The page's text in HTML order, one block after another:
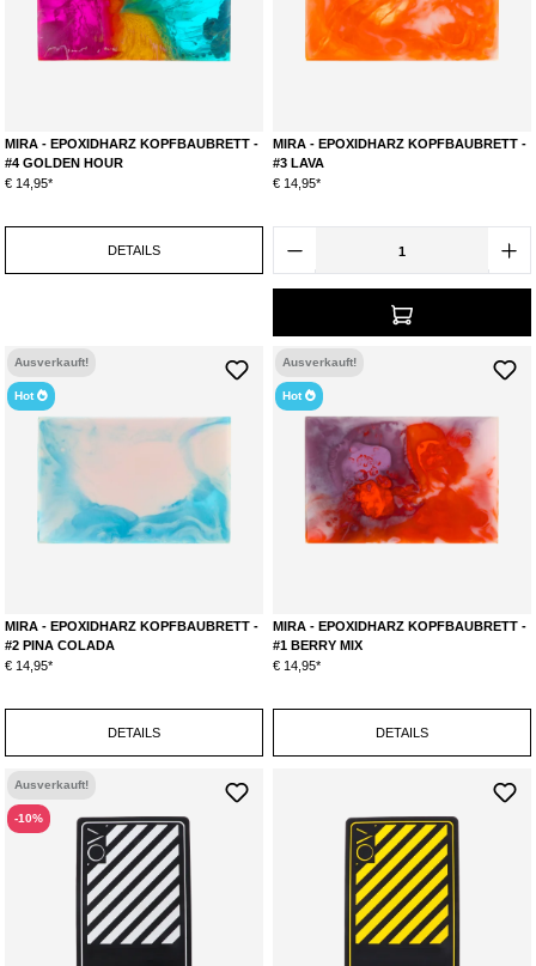
MIRA - EPOXIDHARZ KOPFBAUBRETT -
#4 GOLDEN HOUR
€ 14,95*
DETAILS
MIRA - EPOXIDHARZ KOPFBAUBRETT -
#3 LAVA
€ 14,95*
Ausverkauft!
Hot
MIRA - EPOXIDHARZ KOPFBAUBRETT -
#2 PINA COLADA
€ 14,95*
DETAILS
Ausverkauft!
Hot
MIRA - EPOXIDHARZ KOPFBAUBRETT -
#1 BERRY MIX
€ 14,95*
DETAILS
Ausverkauft!
-10%